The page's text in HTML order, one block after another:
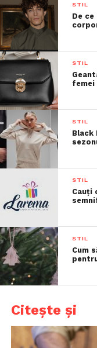
STIL
De
STIL
femei
STIL
Black
STIL
Cauți
STIL
Cum
Citește și